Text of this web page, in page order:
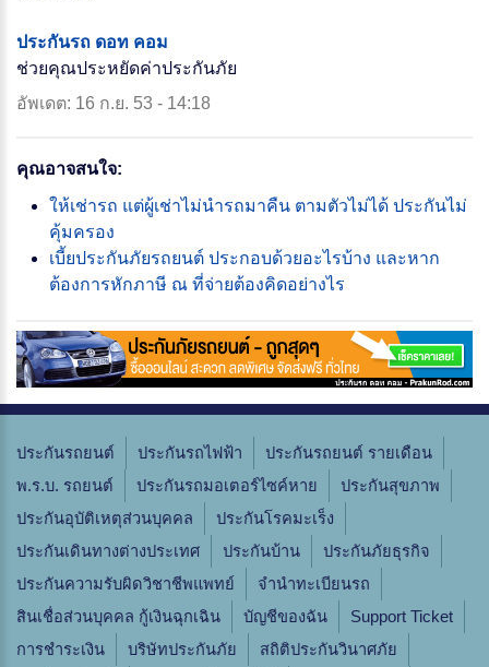
ประกันรถ ดอท คอม
ช่วยคุณประหยัดค่าประกันภัย
อัพเดต: 16 ก.ย. 53 - 14:18
คุณอาจสนใจ:
ให้เช่ารถ แต่ผู้เช่าไม่นำรถมาคืน ตามตัวไม่ได้ ประกันไม่
คุ้มครอง
เบี้ยประกันภัยรถยนต์ ประกอบด้วยอะไรบ้าง และหาก
ต้องการหักภาษี ณ ที่จ่ายต้องคิดอย่างไร
ประกันรถยนต์ ประกันรถไฟฟ้า
ประกันรถยนต์ รายเดือน
พ.ร.บ. รถยนต์
ประกันรถมอเตอร์ไซค์หาย
ประกันสุขภาพ
ประกันอุบัติเหตุส่วนบุคคล
ประกันโรคมะเร็ง
ประกันเดินทางต่างประเทศ
ประกันบ้าน
ประกันภัยธุรกิจ
ประกันความรับผิดวิชาชีพแพทย์
จํานําทะเบียนรถ
สินเชื่อส่วนบุคคล กู้เงินฉุกเฉิน
บัญชีของฉัน
Support Ticket
การชำระเงิน
บริษัทประกันภัย
สถิติประกันวินาศภัย